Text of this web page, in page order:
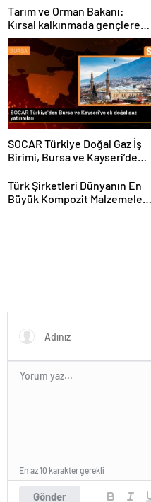
Tarım ve Orman Bakanı:
Kırsal kalkınmada gençlere
ve kadınlara pozitif ayrımcılık
yapıyoruz
SOCAR Türkiye Doğal Gaz İş
Birimi, Bursa ve Kayseri’de
Türk Şirketleri Dünyanın En
Büyük Kompozit Malzemeler
Gönder
En az 10 karakter gerekli